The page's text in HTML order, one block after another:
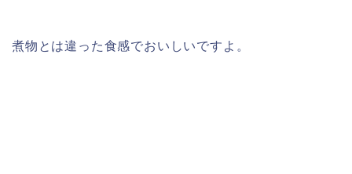
煮物とは違った食感でおいしいですよ。